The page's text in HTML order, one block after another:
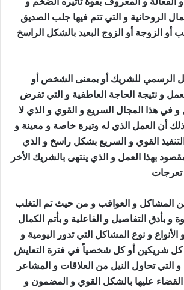
الروحانية و التي تتم فيها جلب الصديق
أو الزوجة أو الزوج البعيد بالشكل الراسخ
الرسمي للشريك أو بمعنى الشخص أو
و نتيجة الحاجة العاطفية و التي تفرض
في هذا المجال السريع و القوي و الذي لا
أن العمل الذي له وتيرة خاصة و معينة و
القوي و السريع بشكل راسخ و الذي
بهذا العمل و الذي ينتهى بالشريك الأخر
تعرجات
من المشاكل و العواقب و من حيث تم التغلب
و بأدق التفاصيل و الفاعلية و بأتم الكمال
و نوع المشاكل التي تدور اليومية و
كل شريكين أو كل شخصياً في فترة التعايش
التي تحاول النيل من العلاقات و المشاعر
القضاء عليها بالشكل القوي و المضمون و